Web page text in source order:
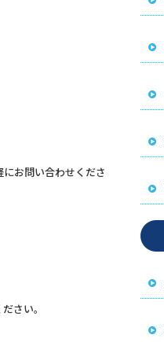
お問い合わせくださ
さい。